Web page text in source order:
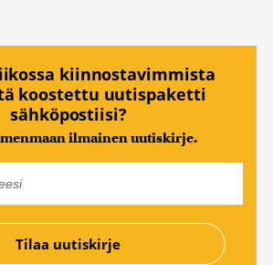
kiinnostavimmista
koostettu uutispaketti
sähköpostiisi?
ilmainen uutiskirje.